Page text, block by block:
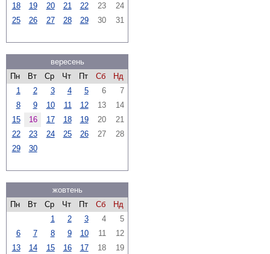
18
19 20 21 22 23
24
25
26 27 28 29 30 31
вересень
Пн
Вт Ср Чт Пт Сб
Нд
1
2 3 4 5 6
7
8
9 10 11 12 13
14
15
16 17 18 19 20
21
22
23 24 25 26 27
28
29
30
жовтень
Пн
Вт Ср Чт Пт Сб
Нд
1
2 3 4
5
6
7 8 9 10 11
12
13
14 15 16 17 18
19